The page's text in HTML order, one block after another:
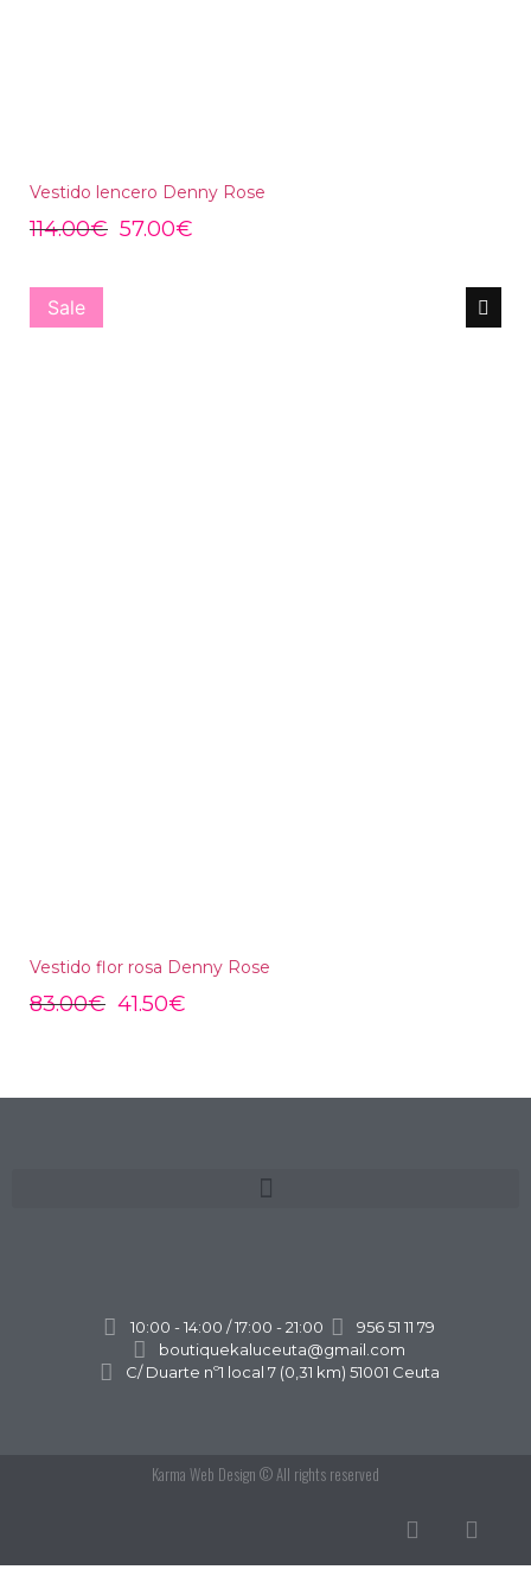
Vestido lencero Denny Rose
114.00€ 57.00€
Sale
Vestido flor rosa Denny Rose
83.00€ 41.50€
10:00 - 14:00 / 17:00 - 21:00
956 51 11 79
boutiquekaluceuta@gmail.com
C/ Duarte nº1 local 7 (0,31 km) 51001 Ceuta
Karma Web Design © All rights reserved